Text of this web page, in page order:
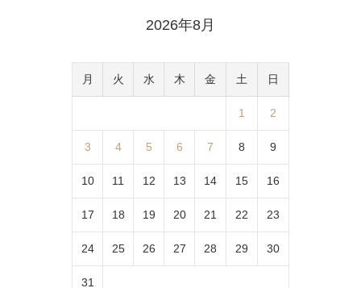
2026年8月
月 火 水 木 金 土 日
1 2
3 4 5 6 7 8 9
10 11 12 13 14 15 16
17 18 19 20 21 22 23
24 25 26 27 28 29 30
31